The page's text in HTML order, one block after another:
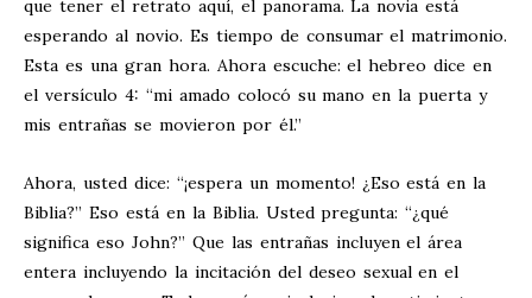
que tener el retrato aquí, el panorama. La novia está
esperando al novio. Es tiempo de consumar el matrimonio.
Esta es una gran hora. Ahora escuche: el hebreo dice en
el versículo 4: “mi amado colocó su mano en la puerta y
mis entrañas se movieron por él.”
Ahora, usted dice: “¡espera un momento! ¿Eso está en la
Biblia?” Eso está en la Biblia. Usted pregunta: “¿qué
significa eso John?” Que las entrañas incluyen el área
entera incluyendo la incitación del deseo sexual en el